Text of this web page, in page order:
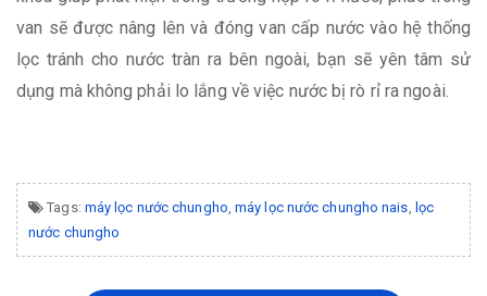
van sẽ được nâng lên và đóng van cấp nước vào hệ thống
lọc tránh cho nước tràn ra bên ngoài, bạn sẽ yên tâm sử
dụng mà không phải lo lắng về việc nước bị rò rỉ ra ngoài.
Tags: máy lọc nước chungho,máy lọc nước chungho nais, lọc
nước chungho